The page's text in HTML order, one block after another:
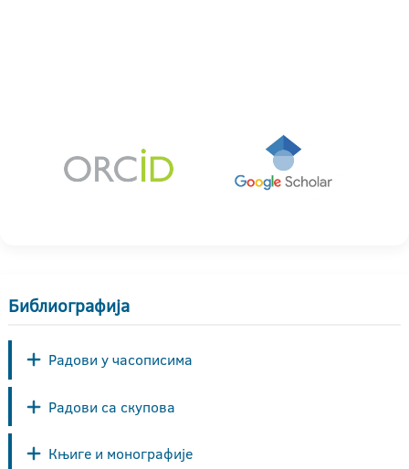
Библиографија
Радови у часописима
Радови са скупова
Књиге и монографије